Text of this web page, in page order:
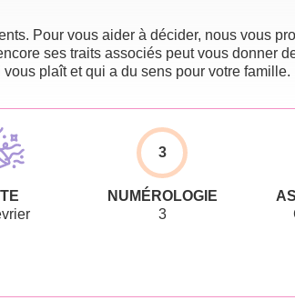
Pour vous aider à décider, nous vous
ses traits associés peut vous donner
plaît et qui a du sens pour votre famille.
3
NUMÉROLOGIE
3